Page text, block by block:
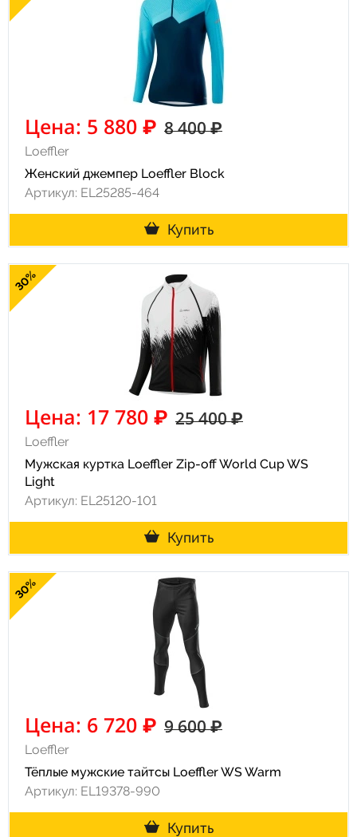
Цена: 5 880 ₽ 8 400 ₽
Loeffler
Женский джемпер Loeffler Block
Артикул: EL25285-464
Купить
30%
Цена: 17 780 ₽ 25 400 ₽
Loeffler
Мужская куртка Loeffler Zip-off World Cup WS
Light
Артикул: EL25120-101
Купить
30%
Цена: 6 720 ₽ 9 600 ₽
Loeffler
Тёплые мужские тайтсы Loeffler WS Warm
Артикул: EL19378-990
Купить